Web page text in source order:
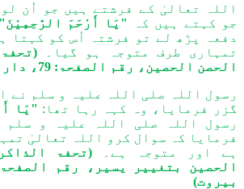
اللہ تعالیٰ کے فرشتے ہیں جو اُن
جو کہتے ہیں کہ
"یَا أَرْحَمَ الرّٰحِمِیْنَ"
دفعہ پڑھ لے تو فرشتہ اُس کو کہتا
تمہاری طرف متوجہ ہو گیا۔
الحصن الحصين، رقم الصفحۃ: 79، دار القلم بیروت)
رسول اللہ صلی اللہ علیہ و سلم نے
گزر فرمایا، وہ کہہ رہا تھا: "یَا
رسول اللہ صلی اللہ علیہ و سلم
فرمایا کہ سوال کرو اللہ تعالیٰ
ہے اور متوجہ ہے۔ (تحفۃ
بیروت)